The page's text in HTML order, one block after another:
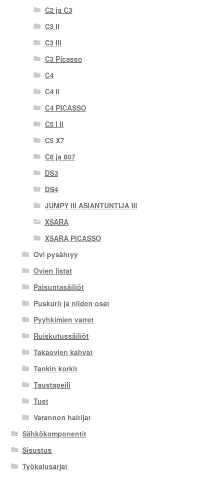
C2 ja C3
C3 II
C3 III
C3 Picasso
C4
C4 II
C4 PICASSO
C5 I II
C5 X7
C8 ja 807
DS3
DS4
JUMPY III ASIANTUNTIJA III
XSARA
XSARA PICASSO
Ovi pysähtyy
Ovien listat
Paisuntasäiliöt
Puskurit ja niiden osat
Pyyhkimien varret
Ruiskutussäiliöt
Takaovien kahvat
Tankin korkit
Taustapeili
Tuet
Varannon haltijat
Sähkökomponentit
Sisustus
Työkalusarjat